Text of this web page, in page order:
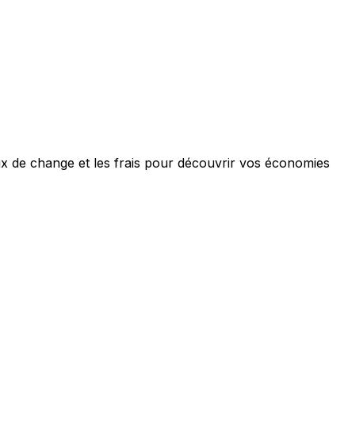
de change et les frais pour découvrir vos économies